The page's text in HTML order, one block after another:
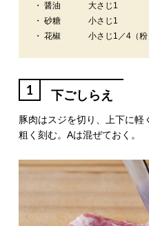
・ 醤油
大さじ1
・ 砂糖
小さじ1
・ 花椒
小さじ1／4（粉
1 下ごしらえ
豚肉はスジを切り、上下に軽
粗く刻む。Aは混ぜておく。